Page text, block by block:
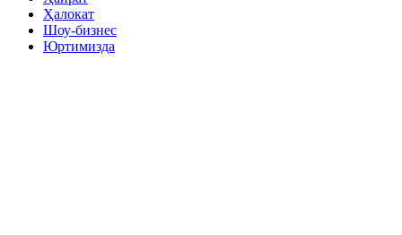
Ҳалокат
Шоу-бизнес
Юртимизда